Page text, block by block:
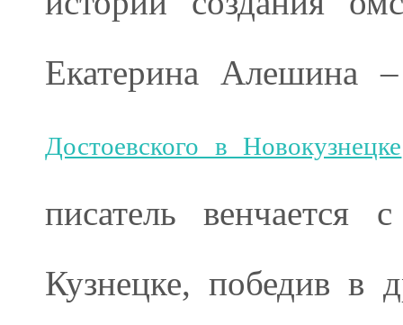
Екатерина Алешина
Достоевского в Новокузнецке
писатель
Кузнецке, победив в